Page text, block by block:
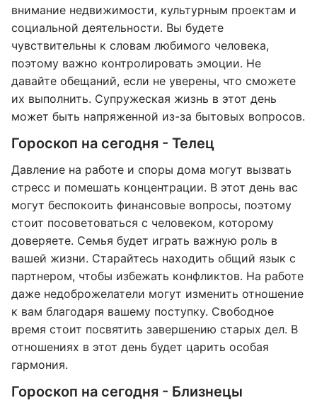
внимание недвижимости, культурным проектам и
социальной деятельности. Вы будете
чувствительны к словам любимого человека,
поэтому важно контролировать эмоции. Не
давайте обещаний, если не уверены, что сможете
их выполнить. Супружеская жизнь в этот день
может быть напряженной из-за бытовых вопросов.
Гороскоп на сегодня - Телец
Давление на работе и споры дома могут вызвать
стресс и помешать концентрации. В этот день вас
могут беспокоить финансовые вопросы, поэтому
стоит посоветоваться с человеком, которому
доверяете. Семья будет играть важную роль в
вашей жизни. Старайтесь находить общий язык с
партнером, чтобы избежать конфликтов. На работе
даже недоброжелатели могут изменить отношение
к вам благодаря вашему поступку. Свободное
время стоит посвятить завершению старых дел. В
отношениях в этот день будет царить особая
гармония.
Гороскоп на сегодня - Близнецы